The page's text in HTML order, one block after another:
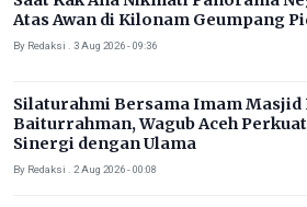
Atas Awan di Kilonam Geumpang
By Redaksi . 3 Aug 2026 - 09:36
Silaturahmi Bersama Imam Masjid
Baiturrahman, Wagub Aceh Perkuat
Sinergi dengan Ulama
By Redaksi . 2 Aug 2026 - 00:08